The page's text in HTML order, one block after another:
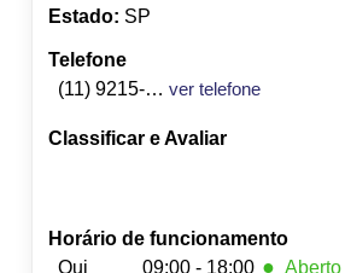
Estado: SP
Telefone
(11) 9215-6404
ver telefone
Classificar e Avaliar
Horário de funcionamento
Qui
09:00 - 18:00 ●